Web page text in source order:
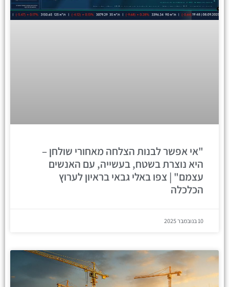
"אי אפשר לבנות הצלחה מאחורי שולחן –
היא נוצרת בשטח, בעשייה, עם האנשים
עצמם" | צפו באלי גבאי בראיון לערוץ
הכלכלה
10 בנובמבר 2025